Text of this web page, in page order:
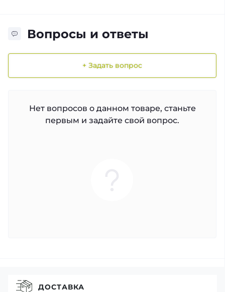
Вопросы и ответы
+ Задать вопрос
Нет вопросов о данном товаре, станьте
первым и задайте свой вопрос.
ДОСТАВКА